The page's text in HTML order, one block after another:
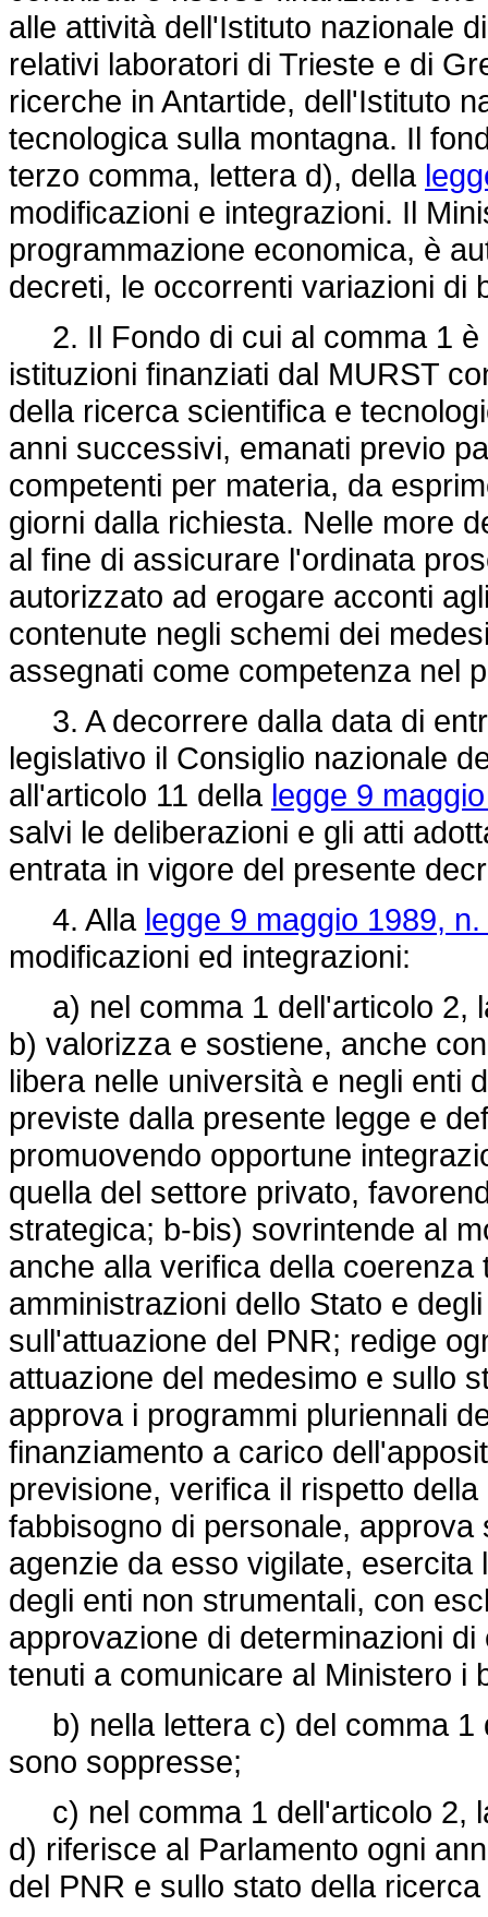
alle attività dell'Istituto nazionale
relativi laboratori di Trieste e di
ricerche in Antartide, dell'Istituto
tecnologica sulla montagna. Il
terzo comma, lettera d), della
modificazioni e integrazioni. Il
programmazione economica, è
decreti, le occorrenti variazioni di
2. Il Fondo di cui al comma 1 è
istituzioni finanziati dal MURST
della ricerca scientifica e
anni successivi, emanati previo
competenti per materia, da
giorni dalla richiesta. Nelle more
al fine di assicurare l'ordinata
autorizzato ad erogare acconti
contenute negli schemi dei
assegnati come competenza nel
3. A decorrere dalla data di
legislativo il Consiglio nazionale
all'articolo 11 della legge 9
salvi le deliberazioni e gli atti
entrata in vigore del presente
4. Alla legge 9 maggio 1989,
modificazioni ed integrazioni:
a) nel comma 1 dell'articolo 2,
b) valorizza e sostiene, anche
libera nelle università e negli enti
previste dalla presente legge e
promuovendo opportune
quella del settore privato,
strategica; b-bis) sovrintende al
anche alla verifica della
amministrazioni dello Stato e
sull'attuazione del PNR; redige
attuazione del medesimo e sullo
approva i programmi pluriennali
finanziamento a carico
previsione, verifica il rispetto
fabbisogno di personale,
agenzie da esso vigilate,
degli enti non strumentali, con
approvazione di determinazioni
tenuti a comunicare al Ministero i
b) nella lettera c) del comma 1
sono soppresse;
c) nel comma 1 dell'articolo 2,
d) riferisce al Parlamento ogni
del PNR e sullo stato della